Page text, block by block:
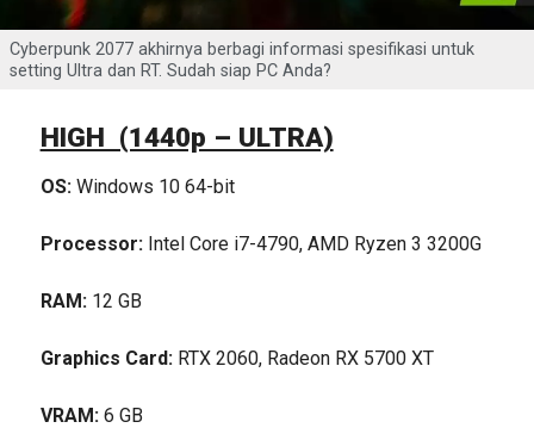
Cyberpunk 2077 akhirnya berbagi informasi spesifikasi untuk
setting Ultra dan RT. Sudah siap PC Anda?
HIGH (1440p – ULTRA)
OS:Windows 10 64-bit
Processor:Intel Core i7-4790, AMD Ryzen 3 3200G
RAM:12 GB
Graphics Card:RTX 2060, Radeon RX 5700 XT
VRAM:6 GB